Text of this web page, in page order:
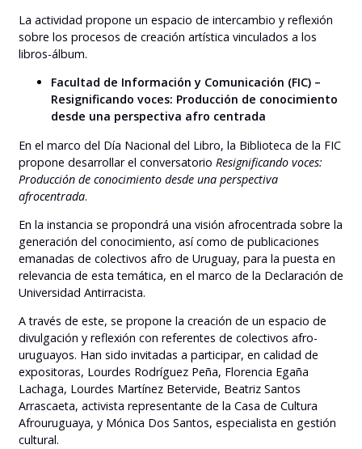
La actividad propone un espacio de intercambio y reflexión
sobre los procesos de creación artística vinculados a los
libros-álbum.
Facultad de Información y Comunicación (FIC) –
Resignificando voces: Producción de conocimiento
desde una perspectiva afro centrada
En el marco del Día Nacional del Libro, la Biblioteca de la FIC
propone desarrollar el conversatorio Resignificando voces:
Producción de conocimiento desde una perspectiva
afrocentrada.
En la instancia se propondrá una visión afrocentrada sobre la
generación del conocimiento, así como de publicaciones
emanadas de colectivos afro de Uruguay, para la puesta en
relevancia de esta temática, en el marco de la Declaración de
Universidad Antirracista.
A través de este, se propone la creación de un espacio de
divulgación y reflexión con referentes de colectivos afro-
uruguayos. Han sido invitadas a participar, en calidad de
expositoras, Lourdes Rodríguez Peña, Florencia Egaña
Lachaga, Lourdes Martínez Betervide, Beatriz Santos
Arrascaeta, activista representante de la Casa de Cultura
Afrouruguaya, y Mónica Dos Santos, especialista en gestión
cultural.